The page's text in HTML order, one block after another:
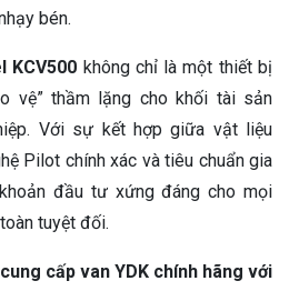
bén.
KCV500 không chỉ là một thiết bị
vệ” thầm lặng cho khối tài sản
Với sự kết hợp giữa vật liệu
Pilot chính xác và tiêu chuẩn gia
đầu tư xứng đáng cho mọi
tuyệt đối.
cấp van YDK chính hãng với